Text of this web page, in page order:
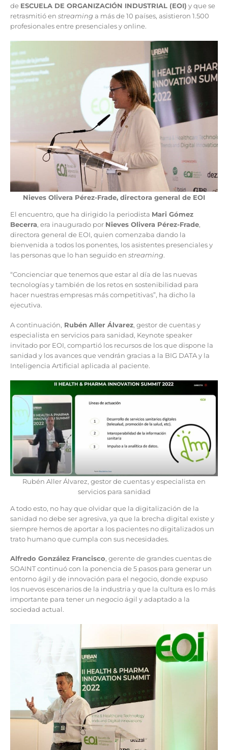
de ESCUELA DE ORGANIZACIÓN INDUSTRIAL (EOI) y que se
retrasmitió en streaminga más de 10 países, asistieron 1.500
profesionales entre presenciales y online.
Nieves Olivera Pérez-Frade, directora general de EOI
El encuentro, que ha dirigido la periodista Mari Gómez
Becerra, era inaugurado por Nieves Olivera Pérez-Frade,
directora general de EOI, quien comenzaba dando la
bienvenida a todos los ponentes, los asistentes presenciales y
las personas que lo han seguido en streaming.
“Concienciar que tenemos que estar al día de las nuevas
tecnologías y también de los retos en sostenibilidad para
hacer nuestras empresas más competitivas”, ha dicho la
ejecutiva.
A continuación, Rubén Aller Álvarez, gestor de cuentas y
especialista en servicios para sanidad, Keynote speaker
invitado por EOI, compartió los recursos de los que dispone la
sanidad y los avances que vendrán gracias a la BIG DATA y la
Inteligencia Artificial aplicada al paciente.
Rubén Aller Álvarez, gestor de cuentas y especialista en
servicios para sanidad
A todo esto, no hay que olvidar que la digitalización de la
sanidad no debe ser agresiva, ya que la brecha digital existe y
siempre hemos de aportar a los pacientes no digitalizados un
trato humano que cumpla con sus necesidades.
Alfredo González Francisco, gerente de grandes cuentas de
SOAINT continuó con la ponencia de 5 pasos para generar un
entorno ágil y de innovación para el negocio, donde expuso
los nuevos escenarios de la industria y que la cultura es lo más
importante para tener un negocio ágil y adaptado a la
sociedad actual.